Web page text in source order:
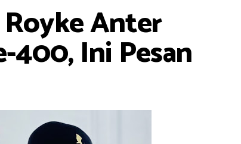
Anter
400, Ini Pesan